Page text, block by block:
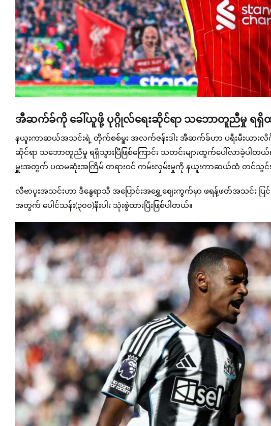
အီဆက်ခ်ကို ခေါ်ယူဖို့ ပုဂ္ဂိုလ်ရေးဆိုင်ရာ သဘောတူညီမှု ရရှိ
နယူးကာဆယ်အသင်းရဲ့ တိုက်စစ်မှူး အလက်ဇန်းဒါး အီဆက်ခ်ဟာ ပရီးမီးယားလိ
ဆိုင်ရာ သဘောတူညီမှု ရရှိသွားပြီဖြစ်ကြောင်း သတင်းများထွက်ပေါ်လာခဲ့ပ
မှူးအတွက် ပထမဆုံးအကြိမ် တရားဝင် ကမ်းလှမ်းမှုကို နယူးကာဆယ်ထံ တင်သွင်းသွ
လီဗာပူးအသင်းဟာ ဒီနွေရာသီ အပြောင်းအရွှေ့ဈေးကွက်မှာ ဖရန့်ဖတ်အသင်
အတွက် ပေါင်သန်း(၃၀၀)နီးပါး သုံးစွဲထားပြီးဖြစ်ပါတယ်။